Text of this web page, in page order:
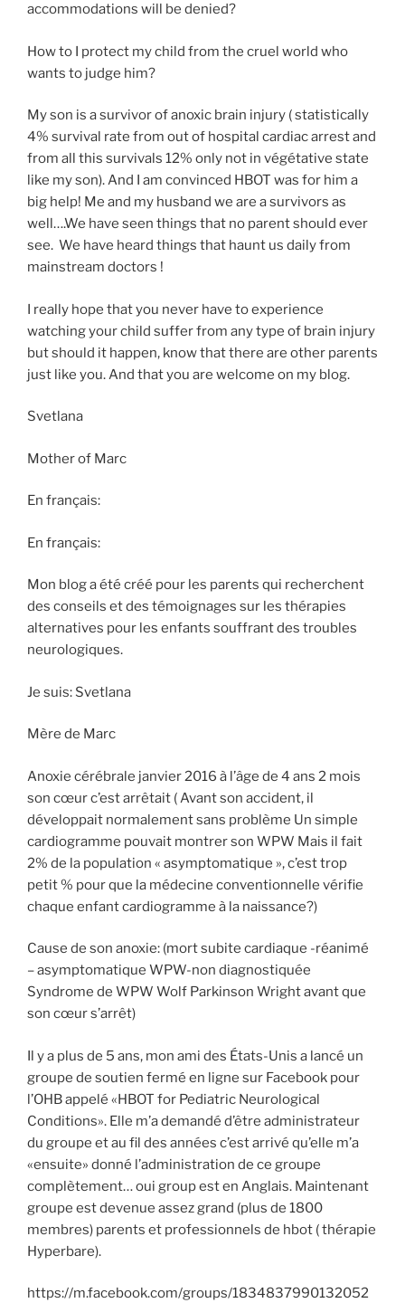
accommodations will be denied?
How to I protect my child from the cruel world who
wants to judge him?
My son is a survivor of anoxic brain injury ( statistically
4% survival rate from out of hospital cardiac arrest and
from all this survivals 12% only not in végétative state
like my son). And I am convinced HBOT was for him a
big help! Me and my husband we are a survivors as
well….We have seen things that no parent should ever
see. We have heard things that haunt us daily from
mainstream doctors !
I really hope that you never have to experience
watching your child suffer from any type of brain injury
but should it happen, know that there are other parents
just like you. And that you are welcome on my blog.
Svetlana
Mother of Marc
En français:
En français:
Mon blog a été créé pour les parents qui recherchent
des conseils et des témoignages sur les thérapies
alternatives pour les enfants souffrant des troubles
neurologiques.
Je suis: Svetlana
Mère de Marc
Anoxie cérébrale janvier 2016 à l’âge de 4 ans 2 mois
son cœur c’est arrêtait ( Avant son accident, il
développait normalement sans problème Un simple
cardiogramme pouvait montrer son WPW Mais il fait
2% de la population « asymptomatique », c’est trop
petit % pour que la médecine conventionnelle vérifie
chaque enfant cardiogramme à la naissance?)
Cause de son anoxie: (mort subite cardiaque -réanimé
– asymptomatique WPW-non diagnostiquée
Syndrome de WPW Wolf Parkinson Wright avant que
son cœur s’arrêt)
Il y a plus de 5 ans, mon ami des États-Unis a lancé un
groupe de soutien fermé en ligne sur Facebook pour
l’OHB appelé «HBOT for Pediatric Neurological
Conditions». Elle m’a demandé d’être administrateur
du groupe et au fil des années c’est arrivé qu’elle m’a
«ensuite» donné l’administration de ce groupe
complètement… oui group est en Anglais. Maintenant
groupe est devenue assez grand (plus de 1800
membres) parents et professionnels de hbot ( thérapie
Hyperbare).
https://m.facebook.com/groups/1834837990132052